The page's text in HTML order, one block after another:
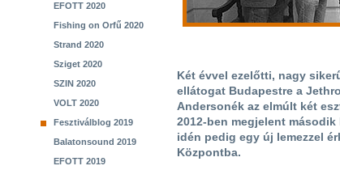
EFOTT 2020
Fishing on Orfű 2020
Strand 2020
Sziget 2020
SZIN 2020
VOLT 2020
Fesztiválblog 2019
Balatonsound 2019
EFOTT 2019
Két évvel ezelőtti, nagy
ellátogat Budapestre a
Andersonék az elmúlt két
2012-ben megjelent
idén pedig egy új lemezzel
Központba.